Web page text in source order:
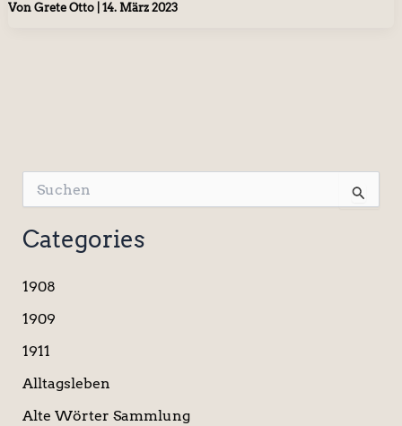
Von Grete Otto 14. März 2023
u
c
h
n
a
h
Categories
1908
1909
1911
Alltagsleben
Alte Wörter Sammlung